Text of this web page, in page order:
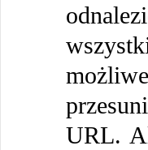
URL.